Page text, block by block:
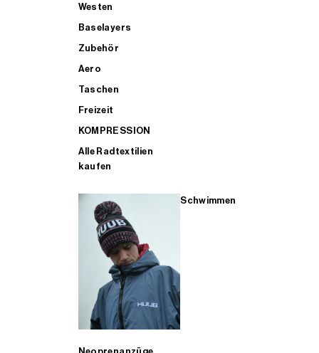
Westen
Baselayers
Zubehör
Aero
Taschen
Freizeit
KOMPRESSION
Alle Radtextilien
kaufen
Schwimmen
Neoprenanzüge